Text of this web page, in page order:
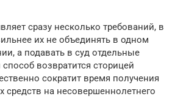
сразу несколько требований, в
их не объединять в одном
а подавать в суд отдельные
возвратится сторицей
сократит время получения
средств на несовершеннолетнего